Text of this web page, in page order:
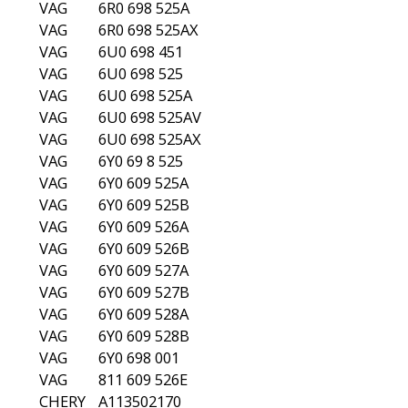
VW
6Q0698525
VW
6Q0698525A
VW
6Q0698525B
VW
6R0698525A
VW
6R0698525AX
VW
6U0698525
VW
6U0698525A
VW
6U0698525AV
VW
6U0698525AX
VW
811609526E
VW
811698071
VAG
007 440 071A
VAG
007 440 077A